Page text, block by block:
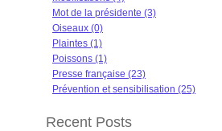
Mot de la présidente (3)
Oiseaux (0)
Plaintes (1)
Poissons (1)
Presse française (23)
Prévention et sensibilisation (25)
Recent Posts